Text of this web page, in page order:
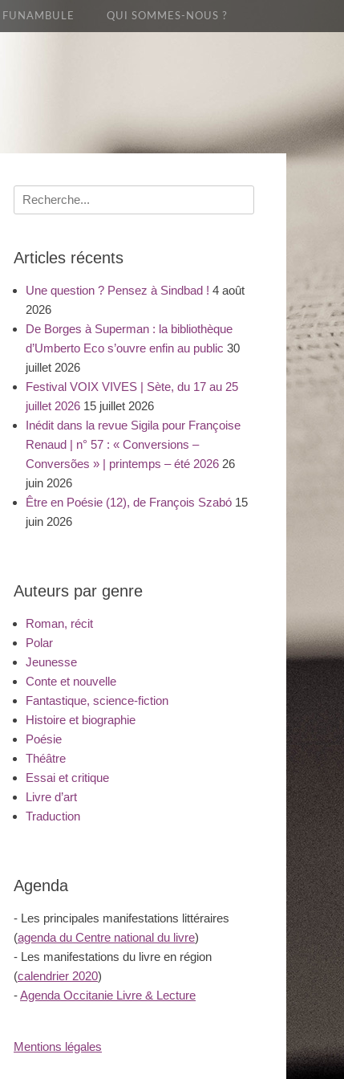
FUNAMBULE QUI SOMMES-NOUS ?
Recherche
pour
Articles récents
Une question ? Pensez à Sindbad ! 4 août
2026
De Borges à Superman : la bibliothèque
d’Umberto Eco s’ouvre enfin au public 30
juillet 2026
Festival VOIX VIVES | Sète, du 17 au 25
juillet 2026 15 juillet 2026
Inédit dans la revue Sigila pour Françoise
Renaud | n° 57 : « Conversions –
Conversões » | printemps – été 2026 26
juin 2026
Être en Poésie (12), de François Szabó 15
juin 2026
Auteurs par genre
Roman, récit
Polar
Jeunesse
Conte et nouvelle
Fantastique, science-fiction
Histoire et biographie
Poésie
Théâtre
Essai et critique
Livre d’art
Traduction
Agenda
- Les principales manifestations littéraires
(agenda du Centre national du livre)
- Les manifestations du livre en région
(calendrier 2020)
-Agenda Occitanie Livre & Lecture
Mentions légales